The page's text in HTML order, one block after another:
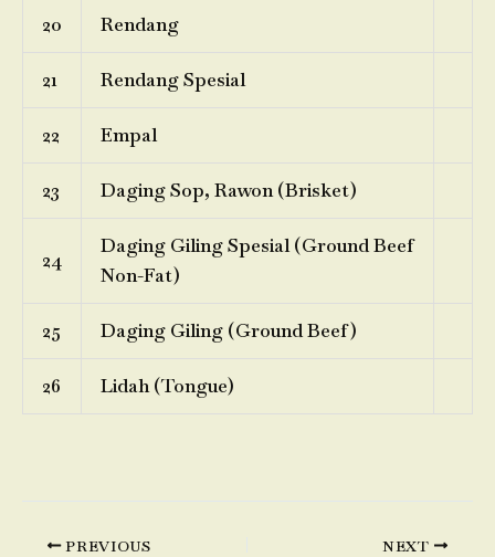
20 Rendang
21 Rendang Spesial
22 Empal
23 Daging Sop, Rawon (Brisket)
24
Daging Giling Spesial (Ground Beef
Non-Fat)
25 Daging Giling (Ground Beef)
26 Lidah (Tongue)
PREVIOUS NEXT